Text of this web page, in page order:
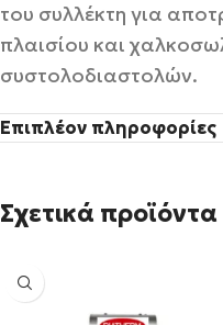
του συλλέκτη για
πλαισίου και
συστολοδιαστολών.
Επιπλέον πληροφορίες
Σχετικά προϊόντα